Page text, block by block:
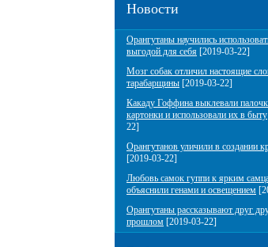
Новости
Орангутаны научились
выгодой для себя [2019-03-22]
Мозг собак отличил настоящие
тарабарщины [2019-03-22]
Какаду Гоффина выклевали
картонки и использовали их в быту
22]
Орангутанов уличили в создании
[2019-03-22]
Любовь самок гуппи к ярким
объяснили генами и освещением
Орангутаны рассказывают друг
прошлом [2019-03-22]